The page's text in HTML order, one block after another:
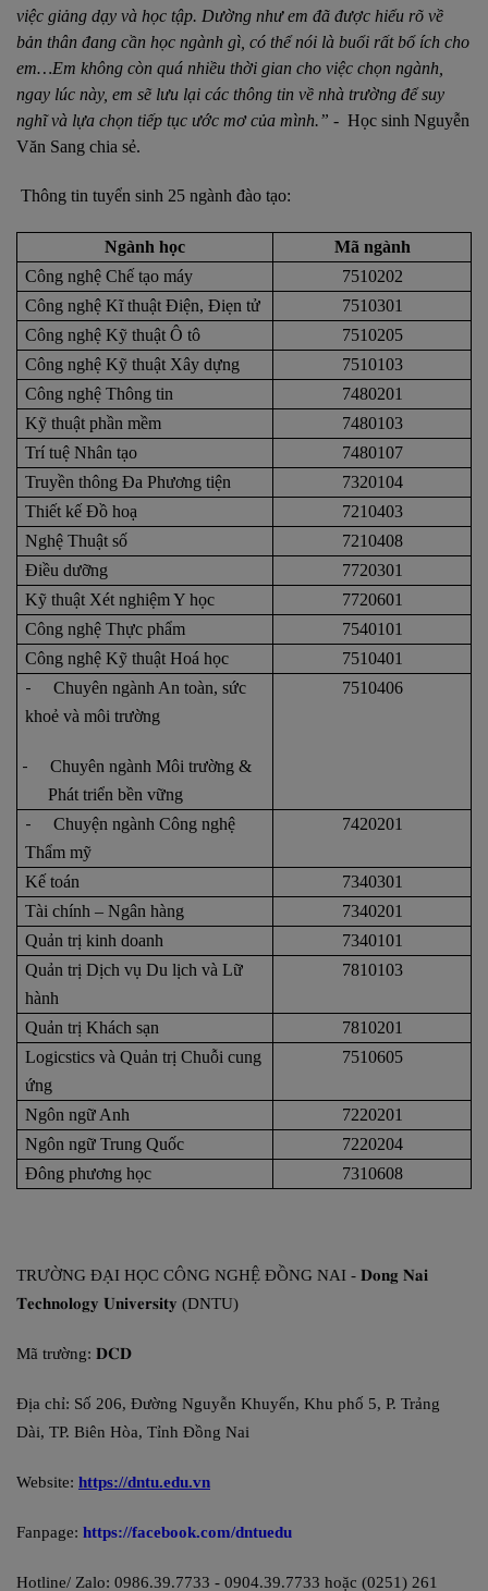
việc giảng dạy và học tập. Dường như em đã được hiểu rõ về
bản thân đang cần học ngành gì, có thể nói là buổi rất bổ ích cho
em…Em không còn quá nhiều thời gian cho việc chọn ngành,
ngay lúc này, em sẽ lưu lại các thông tin về nhà trường để suy
nghĩ và lựa chọn tiếp tục ước mơ của mình.” - Học sinh Nguyễn
Văn Sang chia sẻ.
Thông tin tuyển sinh 25 ngành đào tạo:
Ngành học
Mã ngành
Công nghệ Chế tạo máy
7510202
Công nghệ Kĩ thuật Điện, Điẹn tử
7510301
Công nghệ Kỹ thuật Ô tô
7510205
Công nghệ Kỹ thuật Xây dựng
7510103
Công nghệ Thông tin
7480201
Kỹ thuật phần mềm
7480103
Trí tuệ Nhân tạo
7480107
Truyền thông Đa Phương tiện
7320104
Thiết kế Đồ hoạ
7210403
Nghệ Thuật số
7210408
Điều dưỡng
7720301
Kỹ thuật Xét nghiệm Y học
7720601
Công nghệ Thực phẩm
7540101
Công nghệ Kỹ thuật Hoá học
7510401
-
Chuyên ngành An toàn, sức
khoẻ và môi trường
-
Chuyên ngành Môi trường &
Phát triển bền vững
7510406
-
Chuyện ngành Công nghệ
Thẩm mỹ
7420201
Kế toán
7340301
Tài chính – Ngân hàng
7340201
Quản trị kinh doanh
7340101
Quản trị Dịch vụ Du lịch và Lữ
hành
7810103
Quản trị Khách sạn
7810201
Logicstics và Quản trị Chuỗi cung
ứng
7510605
Ngôn ngữ Anh
7220201
Ngôn ngữ Trung Quốc
7220204
Đông phương học
7310608
TRƯỜNG ĐẠI HỌC CÔNG NGHỆ ĐỒNG NAI - 𝐃𝐨𝐧𝐠 𝐍𝐚𝐢
𝐓𝐞𝐜𝐡𝐧𝐨𝐥𝐨𝐠𝐲 𝐔𝐧𝐢𝐯𝐞𝐫𝐬𝐢𝐭𝐲 (DNTU)
Mã trường: 𝐃𝐂𝐃
Địa chỉ: Số 206, Đường Nguyễn Khuyến, Khu phố 5, P. Trảng
Dài, TP. Biên Hòa, Tỉnh Đồng Nai
Website: https://dntu.edu.vn
Fanpage: https://facebook.com/dntuedu
Hotline/ Zalo: 0986.39.7733 - 0904.39.7733 hoặc (0251) 261